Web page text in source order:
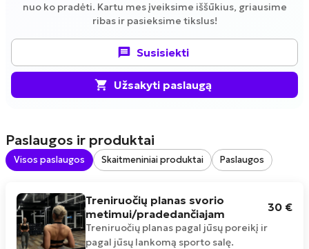
nuo ko pradėti. Kartu mes įveiksime iššūkius, griausime
ribas ir pasieksime tikslus!
Susisiekti
Užsakyti paslaugą
Paslaugos ir produktai
Visos paslaugos Skaitmeniniai produktai Paslaugos
Treniruočių planas svorio
metimui/pradedančiajam
30 €
Treniruočių planas pagal jūsų poreikį ir
pagal jūsų lankomą sporto salę.